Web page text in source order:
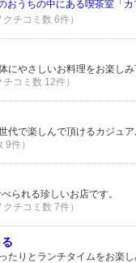
おうちの中にある喫茶室「
チコミ数 6件）
にやさしいお料理をお楽し
コミ数 12件）
代で楽しんで頂けるカジュ
9件）
られる珍しいお店です。
チコミ数 7件）
たりとランチタイムをお楽